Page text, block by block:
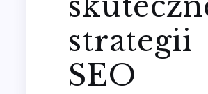
strategii
SEO